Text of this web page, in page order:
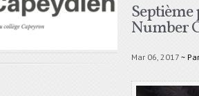
Number
Mar 06, 2017 ~